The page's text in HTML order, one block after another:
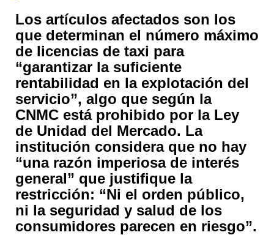
Los artículos afectados son los
que determinan el número máximo
de licencias de taxi para
“garantizar la suficiente
rentabilidad en la explotación del
servicio”, algo que según la
CNMC está prohibido por la Ley
de Unidad del Mercado. La
institución considera que no hay
“una razón imperiosa de interés
general” que justifique la
restricción: “Ni el orden público,
ni la seguridad y salud de los
consumidores parecen en riesgo”.